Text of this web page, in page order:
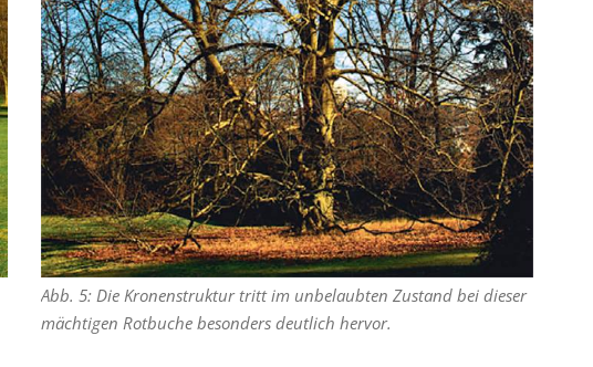
Abb. 5: Die Kronenstruktur tritt im unbelaubten Zustand bei dieser
mächtigen Rotbuche besonders deutlich hervor.